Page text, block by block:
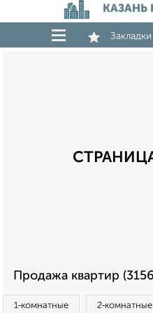
Закладки
Продажа квартир
1‑комнатные 2‑комнатные